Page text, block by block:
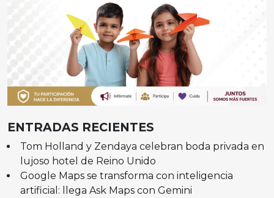
ENTRADAS RECIENTES
Tom Holland y Zendaya celebran boda privada en
lujoso hotel de Reino Unido
Google Maps se transforma con inteligencia
artificial: llega Ask Maps con Gemini